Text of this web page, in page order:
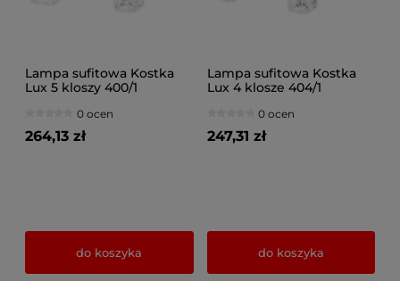
Lampa sufitowa Kostka
Lux 5 kloszy 400/1
0 ocen
264,13 zł
do koszyka
Lampa sufitowa Kostka
Lux 4 klosze 404/1
0 ocen
247,31 zł
do koszyka